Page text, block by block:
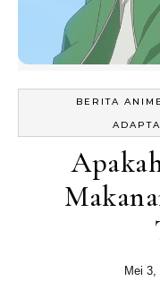
BERITA ANIME
Mei 3,